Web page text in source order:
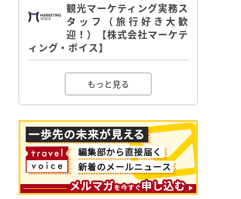
観光マーケティング実務ス
タッフ（旅行好き大歓
迎！）【株式会社マーケテ
ィング・ボイス】
もっと見る